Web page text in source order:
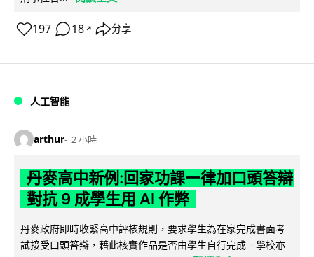
197 18 ↗ 分享
人工智能
arthur 2 小時
丹麥高中新例:回家功課一律加口頭答辯
對抗 9 成學生用 AI 作弊
丹麥政府即時收緊高中評核規則，要求學生為在家完成書面考
試接受口頭答辯，藉此核實作品是否由學生自行完成。學校亦